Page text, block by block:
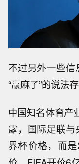
不过另外一些
“赢麻了”的说法
中国知名体育产
露，国际足联
界杯价格，而